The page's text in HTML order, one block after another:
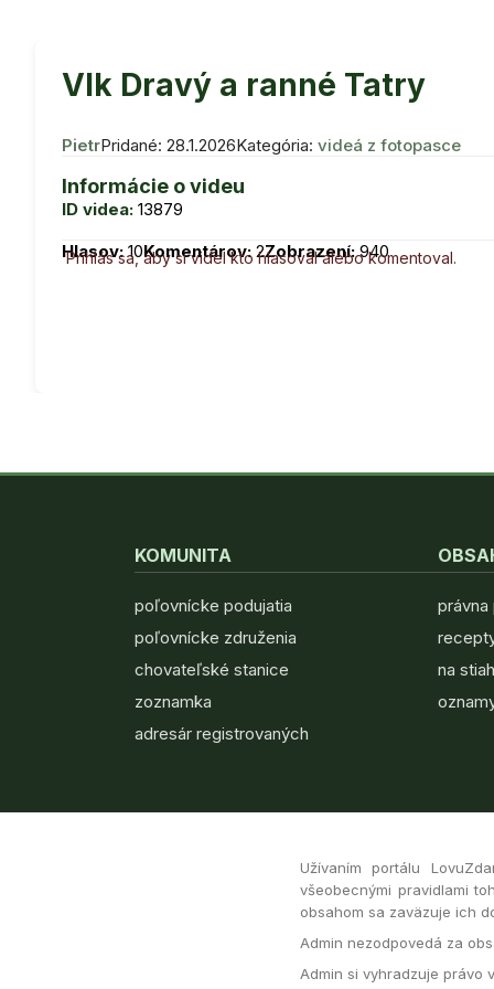
Vlk Dravý a ranné Tatry
PietrPridané: 28.1.2026Kategória: videá z fotopasce
Informácie o videu
ID videa: 13879
Hlasov:10Komentárov:2Zobrazení:940
Prihlás sa, aby si videl kto hlasoval alebo komentoval.
KOMUNITA
poľovnícke podujatia
poľovnícke združenia
chovateľské stanice
zoznamka
adresár registrovaných
právna
na
Užívaním portálu
všeobecnými pravidlami
obsahom sa zaväzuje ich
Admin nezodpovedá za
Admin si vyhradzuje právo